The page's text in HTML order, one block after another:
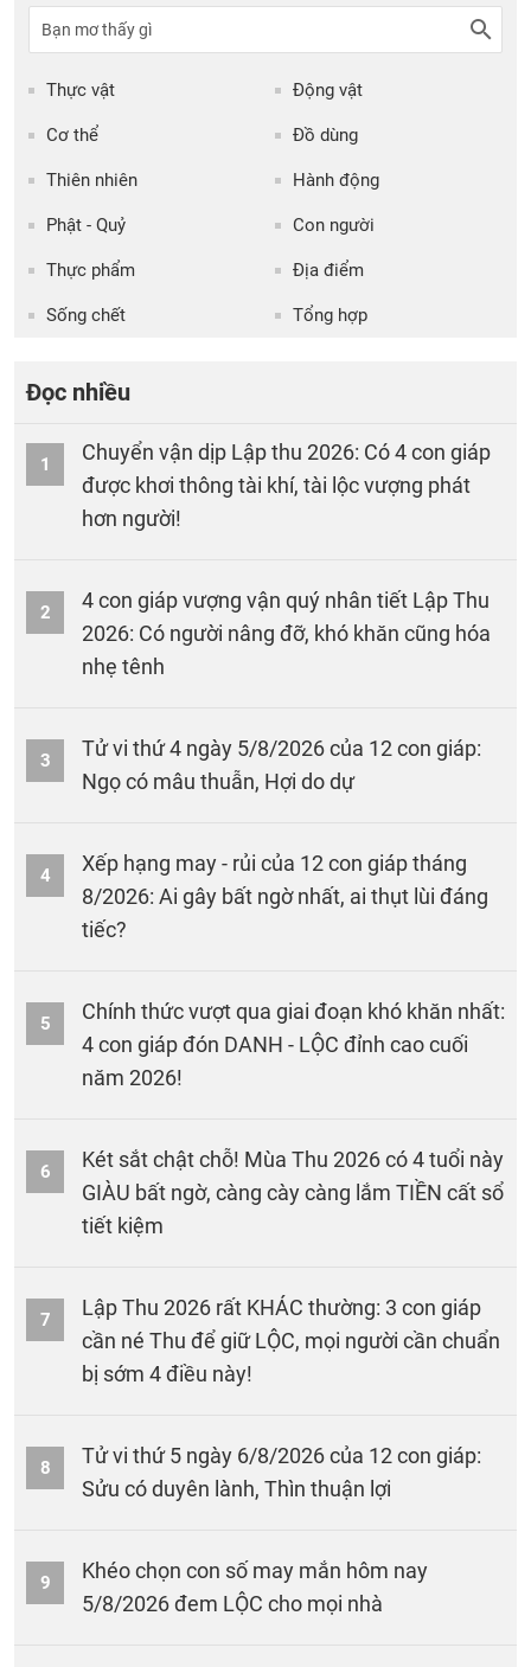
Thực vật Động vật
Cơ thể Đồ dùng
Thiên nhiên Hành động
Phật - Quỷ Con người
Thực phẩm Địa điểm
Sống chết Tổng hợp
Đọc nhiều
1
Chuyển vận dịp Lập thu 2026: Có 4 con giáp
được khơi thông tài khí, tài lộc vượng phát
hơn người!
2
4 con giáp vượng vận quý nhân tiết Lập Thu
2026: Có người nâng đỡ, khó khăn cũng hóa
nhẹ tênh
3
Tử vi thứ 4 ngày 5/8/2026 của 12 con giáp:
Ngọ có mâu thuẫn, Hợi do dự
4
Xếp hạng may - rủi của 12 con giáp tháng
8/2026: Ai gây bất ngờ nhất, ai thụt lùi đáng
tiếc?
5
Chính thức vượt qua giai đoạn khó khăn nhất:
4 con giáp đón DANH - LỘC đỉnh cao cuối
năm 2026!
6
Két sắt chật chỗ! Mùa Thu 2026 có 4 tuổi này
GIÀU bất ngờ, càng cày càng lắm TIỀN cất sổ
tiết kiệm
7
Lập Thu 2026 rất KHÁC thường: 3 con giáp
cần né Thu để giữ LỘC, mọi người cần chuẩn
bị sớm 4 điều này!
8
Tử vi thứ 5 ngày 6/8/2026 của 12 con giáp:
Sửu có duyên lành, Thìn thuận lợi
9
Khéo chọn con số may mắn hôm nay
5/8/2026 đem LỘC cho mọi nhà